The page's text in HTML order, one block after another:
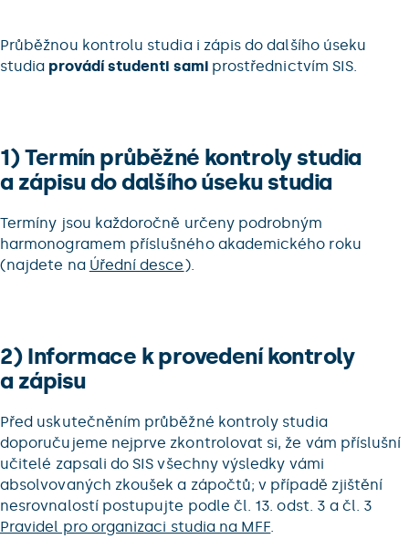
Průběžnou kontrolu studia i zápis do dalšího úseku
studia provádí studenti samiprostřednictvím SIS.
1) Termín průběžné kontroly studia
a zápisu do dalšího úseku studia
Termíny jsou každoročně určeny podrobným
harmonogramem příslušného akademického roku
(najdete na Úřední desce).
2) Informace k provedení kontroly
a zápisu
Před uskutečněním průběžné kontroly studia
doporučujeme nejprve zkontrolovat si, že vám příslušní
učitelé zapsali do SIS všechny výsledky vámi
absolvovaných zkoušek a zápočtů; v případě zjištění
nesrovnalostí postupujte podle čl. 13. odst. 3 a čl. 3
Pravidel pro organizaci studia na MFF.